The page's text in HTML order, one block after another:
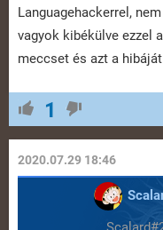
Languagehackerrel,
vagyok kibékülve ezzel
meccset és azt a
1
2020.07.29 18:46